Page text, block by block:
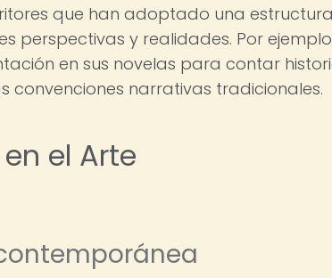
que han adoptado una estructura
perspectivas y realidades. Por
en sus novelas para contar
convenciones narrativas tradicionales.
el Arte